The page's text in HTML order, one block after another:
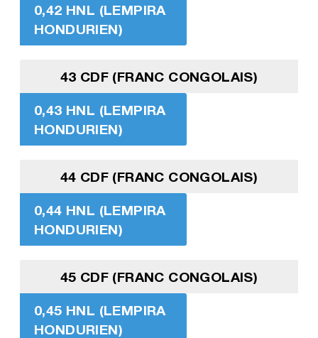
0,42 HNL (LEMPIRA
HONDURIEN)
43 CDF (FRANC CONGOLAIS)
0,43 HNL (LEMPIRA
HONDURIEN)
44 CDF (FRANC CONGOLAIS)
0,44 HNL (LEMPIRA
HONDURIEN)
45 CDF (FRANC CONGOLAIS)
0,45 HNL (LEMPIRA
HONDURIEN)